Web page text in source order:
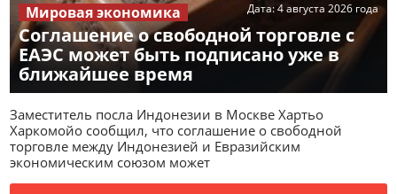
Соглашение о свободной торговле с
ЕАЭС может быть подписано уже в
ближайшее время
Дата:4 августа 2026 года
Мировая экономика
Заместитель посла Индонезии в Москве Хартьо
Харкомойо сообщил, что соглашение о свободной
торговле между Индонезией и Евразийским
экономическим союзом может